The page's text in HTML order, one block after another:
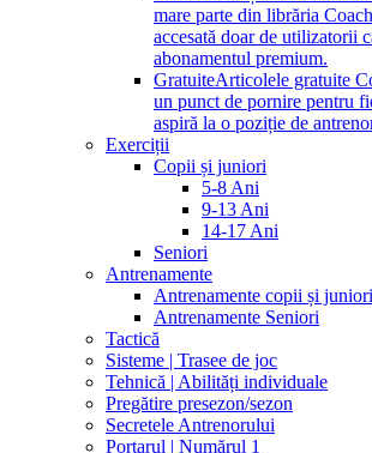
mare parte din librăria
accesată doar de utilizatorii
abonamentul premium.
GratuiteArticolele gratuite
un punct de pornire pentru
aspiră la o poziție de
Exerciții
Copii și juniori
5-8 Ani
9-13 Ani
14-17 Ani
Seniori
Antrenamente
Antrenamente copii și juniori
Antrenamente Seniori
Tactică
Sisteme | Trasee de joc
Tehnică | Abilități individuale
Pregătire presezon/sezon
Secretele Antrenorului
Portarul | Numărul 1